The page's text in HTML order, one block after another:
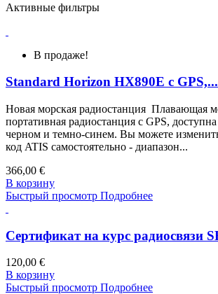
Активные фильтры
В продаже!
Standard Horizon HX890E с GPS,...
Новая морская радиостанция Плавающая
портативная радиостанция с GPS,
черном и темно-синем. Вы можете
код ATIS самостоятельно - диапазон...
366,00 €
В корзину
Быстрый просмотр Подробнее
Сертификат на курс радиосвязи
120,00 €
В корзину
Быстрый просмотр Подробнее